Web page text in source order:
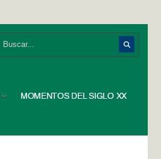
MOMENTOS DEL SIGLO XX